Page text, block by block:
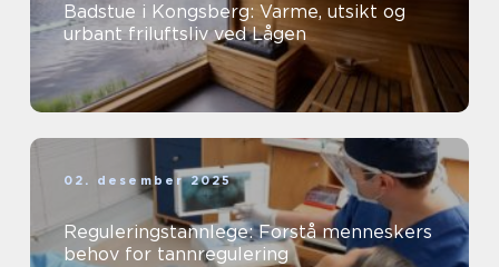
Badstue i Kongsberg: Varme, utsikt og
urbant friluftsliv ved Lågen
02. desember 2025
Reguleringstannlege: Forstå menneskers
behov for tannregulering